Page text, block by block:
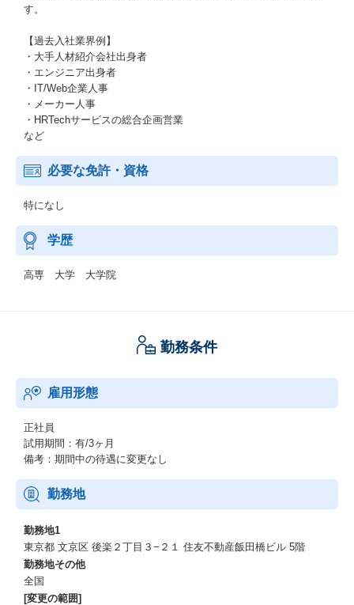
す。
【過去入社業界例】
・大手人材紹介会社出身者
・エンジニア出身者
・IT/Web企業人事
・メーカー人事
・HRTechサービスの総合企画営業
など
必要な免許・資格
特になし
学歴
高専 大学 大学院
勤務条件
雇用形態
正社員
試用期間：有/3ヶ月
備考：期間中の待遇に変更なし
勤務地
勤務地1
東京都 文京区 後楽２丁目３−２１ 住友不動産飯田橋ビル 5階
勤務地その他
全国
[変更の範囲]